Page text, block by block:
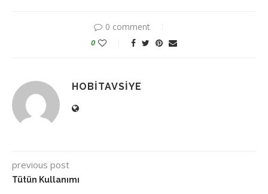
0 comment
0
HOBITAVSIYE
previous post
Tütün Kullanımı